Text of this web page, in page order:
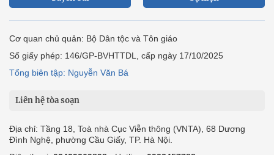
Cơ quan chủ quản: Bộ Dân tộc và Tôn giáo
Số giấy phép: 146/GP-BVHTTDL, cấp ngày 17/10/2025
Tổng biên tập: Nguyễn Văn Bá
Liên hệ tòa soạn
Địa chỉ: Tầng 18, Toà nhà Cục Viễn thông (VNTA), 68 Dương
Đình Nghệ, phường Cầu Giấy, TP. Hà Nội.